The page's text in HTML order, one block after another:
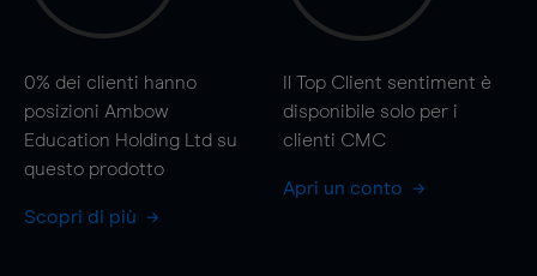
0% dei clienti hanno
posizioni Ambow
Education Holding Ltd su
questo prodotto
Scopri di più
Il Top Client sentiment è
disponibile solo per i
clienti CMC
Apri un conto